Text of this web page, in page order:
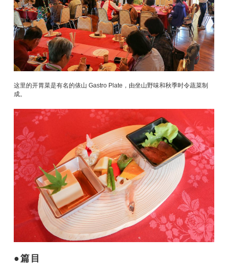
这里的开胃菜是有名的俵山 Gastro Plate，由坐山野味和秋季时令蔬菜制
成。
篇目